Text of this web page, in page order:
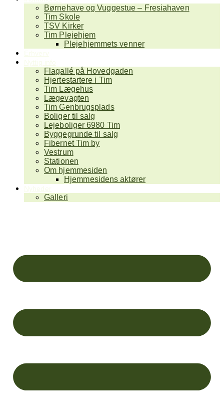
Børnehave og Vuggestue – Fresiahaven
Tim Skole
TSV Kirker
Tim Plejehjem
Plejehjemmets venner
Flagallé på Hovedgaden
Hjertestartere i Tim
Tim Lægehus
Lægevagten
Tim Genbrugsplads
Boliger til salg
Lejeboliger 6980 Tim
Byggegrunde til salg
Fibernet Tim by
Vestrum
Stationen
Om hjemmesiden
Hjemmesidens aktører
Galleri